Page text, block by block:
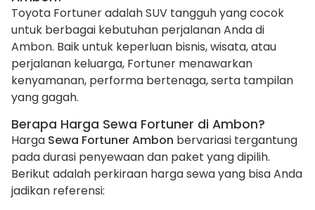
Toyota Fortuner adalah SUV tangguh yang cocok
untuk berbagai kebutuhan perjalanan Anda di
Ambon. Baik untuk keperluan bisnis, wisata, atau
perjalanan keluarga, Fortuner menawarkan
kenyamanan, performa bertenaga, serta tampilan
yang gagah.
Berapa Harga Sewa Fortuner di Ambon?
Harga Sewa Fortuner Ambon bervariasi tergantung
pada durasi penyewaan dan paket yang dipilih.
Berikut adalah perkiraan harga sewa yang bisa Anda
jadikan referensi: